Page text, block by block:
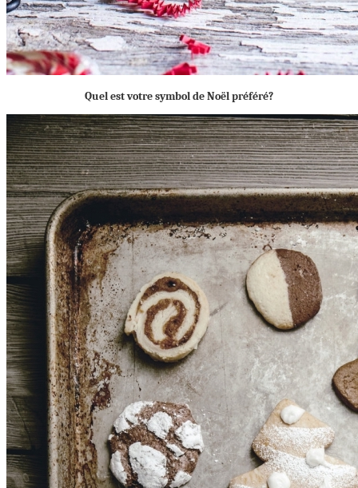
Quel est votre symbol de Noël préféré?